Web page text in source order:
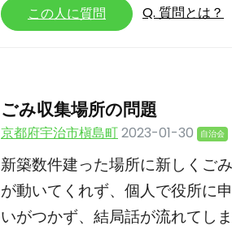
この人に質問 Q. 質問とは？
ごみ収集場所の問題
京都府宇治市槇島町2023-01-30 自治会
新築数件建った場所に新しくご
が動いてくれず、個人で役所に
いがつかず、結局話が流れてし